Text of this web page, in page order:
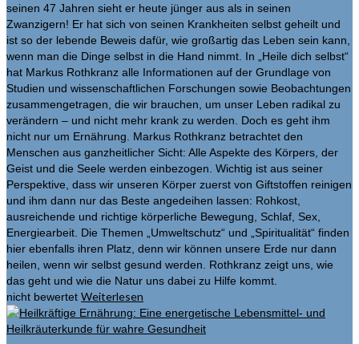
seinen 47 Jahren sieht er heute jünger aus als in seinen
Zwanzigern! Er hat sich von seinen Krankheiten selbst geheilt und
ist so der lebende Beweis dafür, wie großartig das Leben sein kann,
wenn man die Dinge selbst in die Hand nimmt. In „Heile dich selbst“
hat Markus Rothkranz alle Informationen auf der Grundlage von
Studien und wissenschaftlichen Forschungen sowie Beobachtungen
zusammengetragen, die wir brauchen, um unser Leben radikal zu
verändern – und nicht mehr krank zu werden. Doch es geht ihm
nicht nur um Ernährung. Markus Rothkranz betrachtet den
Menschen aus ganzheitlicher Sicht: Alle Aspekte des Körpers, der
Geist und die Seele werden einbezogen. Wichtig ist aus seiner
Perspektive, dass wir unseren Körper zuerst von Giftstoffen reinigen
und ihm dann nur das Beste angedeihen lassen: Rohkost,
ausreichende und richtige körperliche Bewegung, Schlaf, Sex,
Energiearbeit. Die Themen „Umweltschutz“ und „Spiritualität“ finden
hier ebenfalls ihren Platz, denn wir können unsere Erde nur dann
heilen, wenn wir selbst gesund werden. Rothkranz zeigt uns, wie
das geht und wie die Natur uns dabei zu Hilfe kommt.
nicht bewertet Weiterlesen